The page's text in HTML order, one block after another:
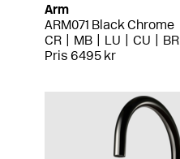
Arm
ARM071 Black Chrome
CR
MB LU CU BR
Pris 6495 kr